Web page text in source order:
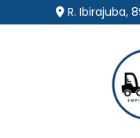
R. Ibirajuba,